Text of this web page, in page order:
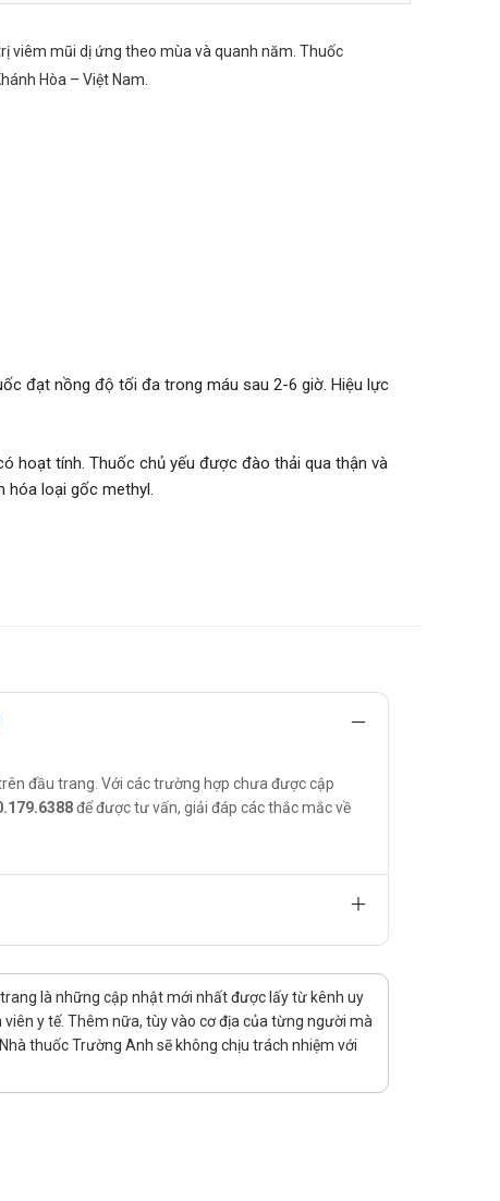
viêm mũi dị ứng theo mùa và quanh năm. Thuốc
Hòa – Việt Nam.
đạt nồng độ tối đa trong máu sau 2-6 giờ. Hiệu lực
hoạt tính. Thuốc chủ yếu được đào thải qua thận và
hóa loại gốc methyl.
mạch, phù Quincke, dị ứng thức ăn, phản ứng
đầu trang. Với các trường hợp chưa được cập
để được tư vấn, giải đáp các thắc mắc về
là những cập nhật mới nhất được lấy từ kênh uy
y tế. Thêm nữa, tùy vào cơ địa của từng người mà
thuốc Trường Anh sẽ không chịu trách nhiệm với